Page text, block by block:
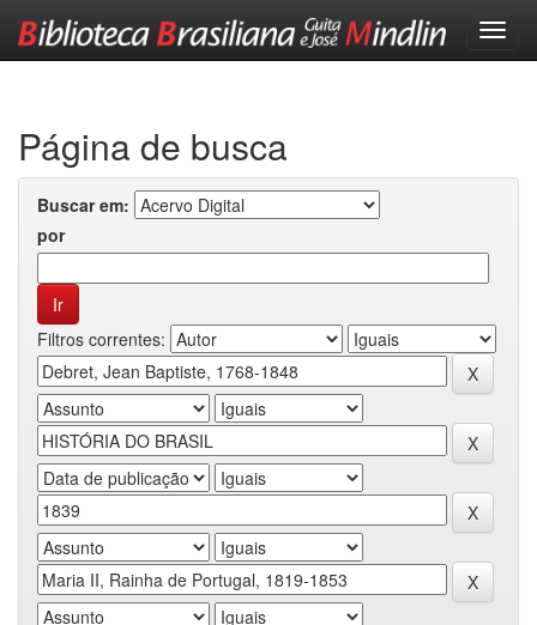
Página de busca
Buscar em:
por
Filtros correntes: